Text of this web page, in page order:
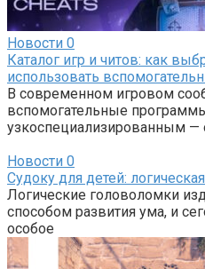
Новости 0
Каталог игр и читов: как
использовать
В современном игровом
вспомогательные
узкоспециализированным —
Новости 0
Судоку для детей:
Логические головоломки
способом развития ума, и
особое